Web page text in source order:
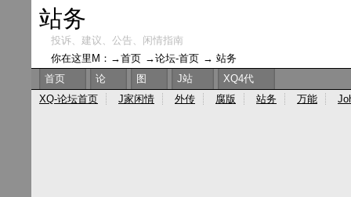
站务
投诉、建议、公告、闲情指南
你在这里M：→首页 →论坛-首页 → 站务
首页
论 图 J站
XQ4代
XQ-论坛首页
J家闲情 外传 腐版 站务 万能